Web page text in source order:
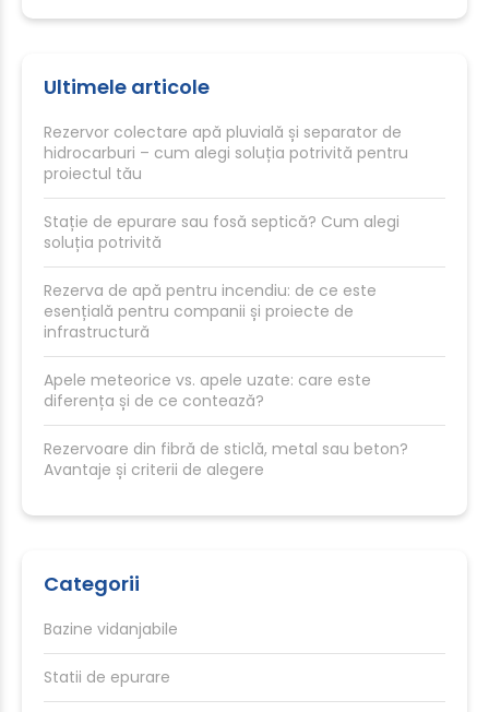
Ultimele articole
Rezervor colectare apă pluvială și separator de
hidrocarburi – cum alegi soluția potrivită pentru
proiectul tău
Stație de epurare sau fosă septică? Cum alegi
soluția potrivită
Rezerva de apă pentru incendiu: de ce este
esențială pentru companii și proiecte de
infrastructură
Apele meteorice vs. apele uzate: care este
diferența și de ce contează?
Rezervoare din fibră de sticlă, metal sau beton?
Avantaje și criterii de alegere
Categorii
Bazine vidanjabile
Statii de epurare